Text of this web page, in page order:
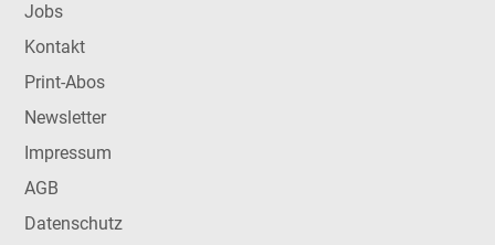
Jobs
Kontakt
Print-Abos
Newsletter
Impressum
AGB
Datenschutz